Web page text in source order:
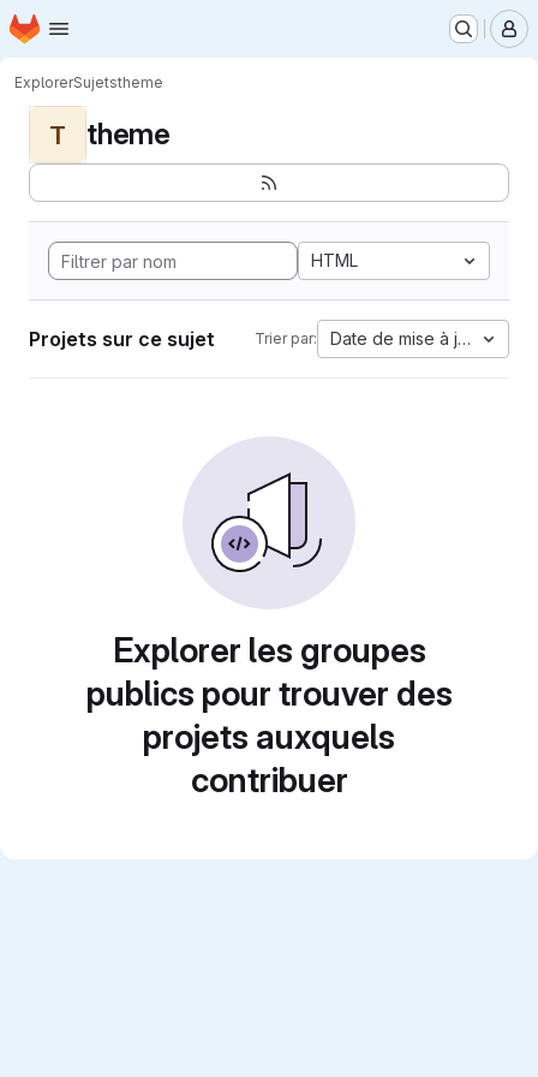
Passer au contenu principal
Page d'accueil
ExplorerSujetstheme
T theme
HTML
Projets sur ce sujet Trier par: Date de mise à jour
Explorer les groupes
publics pour trouver des
projets auxquels
contribuer